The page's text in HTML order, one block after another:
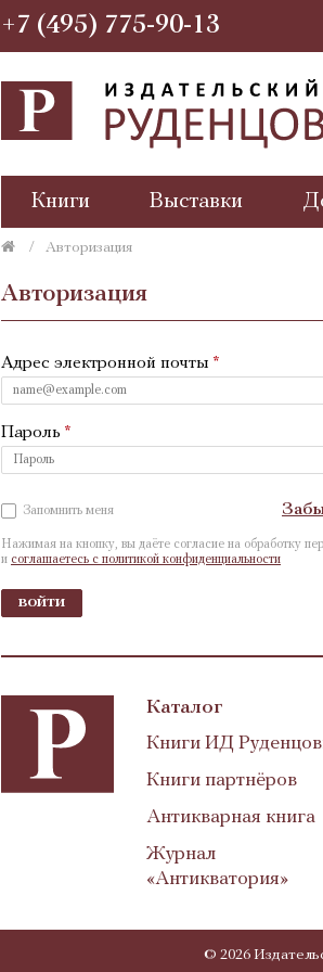
+7 (495) 775-90-13
Книги Выставки
Авторизация
Авторизация
Адрес электронной почты
Пароль
Запомнить меня
Нажимая на кнопку, вы даёте согласие на обработку
и соглашаетесь с политикой конфиденциальности
войти
Каталог
Книги ИД
Книги партнёров
Антикварная книга
Журнал
«Антикватория»
© 2026